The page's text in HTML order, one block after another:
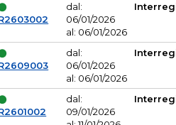
dal:
06/01/2026
al: 06/01/2026
dal:
06/01/2026
al: 06/01/2026
dal:
09/01/2026